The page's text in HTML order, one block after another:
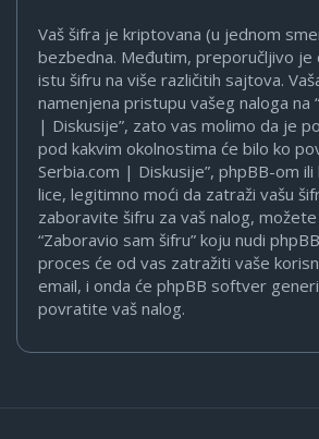
Vaš šifra je kriptovana (u jednom
bezbedna. Međutim, preporučljivo je
istu šifru na više različitih sajtova.
namenjena pristupu vašeg naloga na
| Diskusije”, zato vas molimo da je
pod kakvim okolnostima će bilo ko
Serbia.com | Diskusije”, phpBB-om
lice, legitimno moći da zatraži vašu
zaboravite šifru za vaš nalog,
“Zaboravio sam šifru” koju nudi
proces će od vas zatražiti vaše
email, i onda će phpBB softver
povratite vaš nalog.